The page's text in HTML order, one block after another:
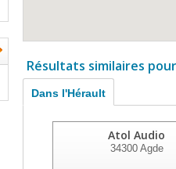
Résultats similaires
Dans l'Hérault
Atol Audio
34300Agde